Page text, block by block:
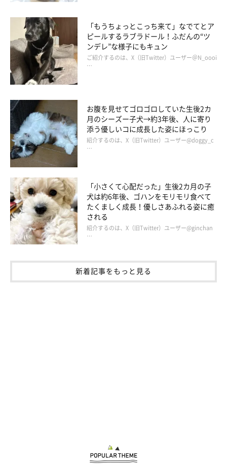
も通りの様子でくつろいでいました。
「もうちょっとこっち来て」なでてとア
ピールするラブラドール！ふだんの“ツ
ンデレ”な様子にもキュン
ご紹介するのは、X（旧Twitter）ユーザー＠N_oooi
…
お腹を見せてゴロゴロしていた生後2カ
月のシーズー子犬→約3年後、人に寄り
添う優しいコに成長した姿にほっこり
紹介するのは、X（旧Twitter）ユーザー@doggy_c
…
「小さくて心配だった」生後2カ月の子
犬は約6年後、ゴハンをモリモリ食べて
たくましく成長！優しさあふれる姿に癒
される
紹介するのは、X（旧Twitter）ユーザー@ginchan
…
新着記事をもっと見る